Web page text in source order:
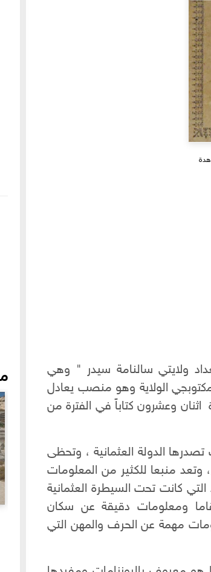
يعادل 1884م صدرت "بغداد ولايتي سالنامة سيدر " وهي
الولاية وهو منصب يعادل
ﺍﺛﻧﺎﻥ ﻭﻋﺷﺭﻭﻥ ﻛﺗﺎﺑﺎً ﻓﻲ ﺍﻟﻔﺗﺭﺓ من
تصدرها الدولة العثمانية ، وتحظى
وتعد منبعا للكثير من المعلومات
التي كانت تحت السيطرة العثمانية
ومعلومات دقيقة عن سكان
مهمة عن الحرف والمهن التي
طرب حلبية خاصة - الجزء الثاني - الفنان المنشد أحمد
- حلب 2020